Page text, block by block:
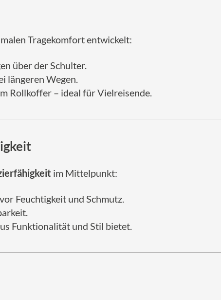
Tragekomfort entwickelt:
über der Schulter.
längeren Wegen.
Rollkoffer – ideal für Vielreisende.
im Mittelpunkt:
Feuchtigkeit und Schmutz.
Funktionalität und Stil bietet.